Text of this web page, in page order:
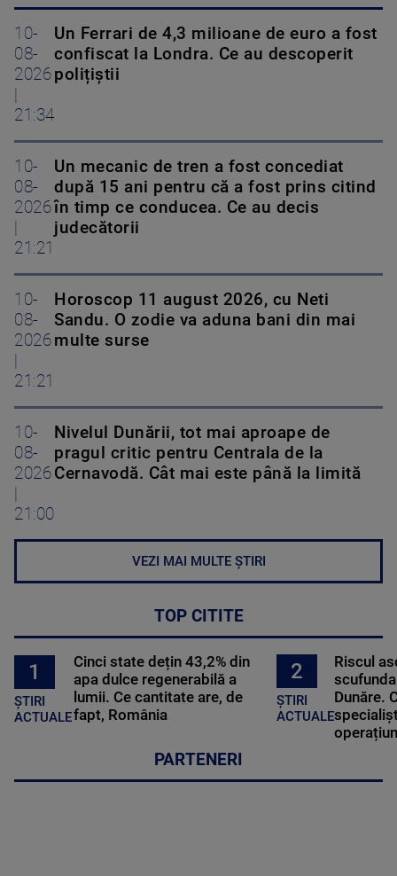
10-
08-
2026
|
21:34
Un Ferrari de 4,3 milioane de euro a fost
confiscat la Londra. Ce au descoperit
polițiștii
10-
08-
2026
|
21:21
Un mecanic de tren a fost concediat
după 15 ani pentru că a fost prins citind
în timp ce conducea. Ce au decis
judecătorii
10-
08-
2026
|
21:21
Horoscop 11 august 2026, cu Neti
Sandu. O zodie va aduna bani din mai
multe surse
10-
08-
2026
|
21:00
Nivelul Dunării, tot mai aproape de
pragul critic pentru Centrala de la
Cernavodă. Cât mai este până la limită
VEZI MAI MULTE ȘTIRI
TOP CITITE
1
ȘTIRI
ACTUALE
Cinci state dețin 43,2% din
apa dulce regenerabilă a
lumii. Ce cantitate are, de
fapt, România
2
ȘTIRI
ACTUALE
Riscul
Dunăre.
PARTENERI